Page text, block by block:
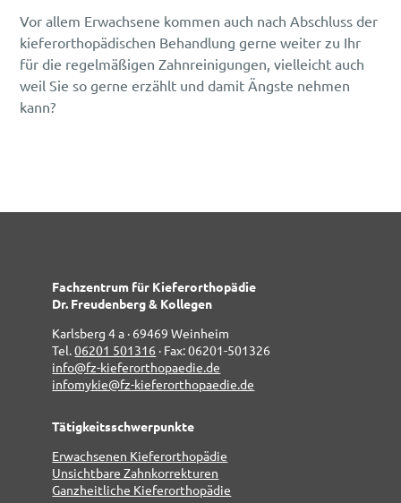
Vor allem Erwachsene kommen auch nach Abschluss der
kieferorthopädischen Behandlung gerne weiter zu Ihr
für die regelmäßigen Zahnreinigungen, vielleicht auch
weil Sie so gerne erzählt und damit Ängste nehmen
kann?
Fachzentrum für Kieferorthopädie
Dr. Freudenberg & Kollegen
Karlsberg 4 a · 69469 Weinheim
Tel.06201 501316 · Fax: 06201-501326
info@fz-kieferorthopaedie.de
infomykie@fz-kieferorthopaedie.de
Tätigkeitsschwerpunkte
Erwachsenen Kieferorthopädie
Unsichtbare Zahnkorrekturen
Ganzheitliche Kieferorthopädie